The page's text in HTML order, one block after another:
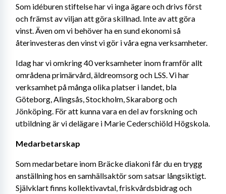
Som idéburen stiftelse har vi inga ägare och drivs först
och främst av viljan att göra skillnad. Inte av att göra
vinst. Även om vi behöver ha en sund ekonomi så
återinvesteras den vinst vi gör i våra egna verksamheter.
Idag har vi omkring 40 verksamheter inom framför allt
områdena primärvård, äldreomsorg och LSS. Vi har
verksamhet på många olika platser i landet, bla
Göteborg, Alingsås, Stockholm, Skaraborg och
Jönköping. För att kunna vara en del av forskning och
utbildning är vi delägare i Marie Cederschiöld Högskola.
Medarbetarskap
Som medarbetare inom Bräcke diakoni får du en trygg
anställning hos en samhällsaktör som satsar långsiktigt.
Självklart finns kollektivavtal, friskvårdsbidrag och